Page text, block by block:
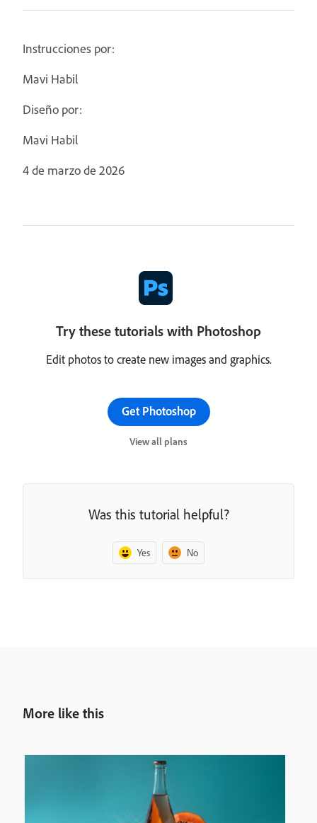
Instrucciones por:
Mavi Habil
Diseño por:
Mavi Habil
4 de marzo de 2026
Try these tutorials with Photoshop
Edit photos to create new images and graphics.
Get Photoshop
View all plans
Was this tutorial helpful?
Yes No
More like this